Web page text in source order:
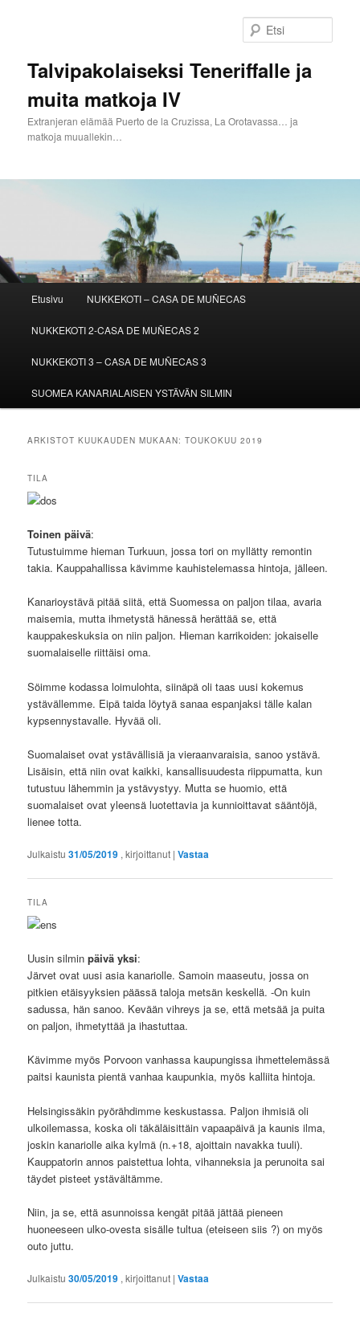
Talvipakolaiseksi Teneriffalle ja
muita matkoja IV
Extranjeran elämää Puerto de la Cruzissa, La Orotavassa… ja
matkoja muuallekin…
Etusivu NUKKEKOTI – CASA DE MUÑECAS
NUKKEKOTI 2-CASA DE MUÑECAS 2
NUKKEKOTI 3 – CASA DE MUÑECAS 3
SUOMEA KANARIALAISEN YSTÄVÄN SILMIN
ARKISTOT KUUKAUDEN MUKAAN:TOUKOKUU 2019
TILA
Toinen päivä:
Tutustuimme hieman Turkuun, jossa tori on myllätty remontin
takia. Kauppahallissa kävimme kauhistelemassa hintoja, jälleen.
Kanarioystävä pitää siitä, että Suomessa on paljon tilaa, avaria
maisemia, mutta ihmetystä hänessä herättää se, että
kauppakeskuksia on niin paljon. Hieman karrikoiden: jokaiselle
suomalaiselle riittäisi oma.
Söimme kodassa loimulohta, siinäpä oli taas uusi kokemus
ystävällemme. Eipä taida löytyä sanaa espanjaksi tälle kalan
kypsennystavalle. Hyvää oli.
Suomalaiset ovat ystävällisiä ja vieraanvaraisia, sanoo ystävä.
Lisäisin, että niin ovat kaikki, kansallisuudesta riippumatta, kun
tutustuu lähemmin ja ystävystyy. Mutta se huomio, että
suomalaiset ovat yleensä luotettavia ja kunnioittavat sääntöjä,
lienee totta.
Julkaistu31/05/2019 , kirjoittanut |Vastaa
TILA
Uusin silminpäivä yksi:
Järvet ovat uusi asia kanariolle. Samoin maaseutu, jossa on
pitkien etäisyyksien päässä taloja metsän keskellä. -On kuin
sadussa, hän sanoo. Kevään vihreys ja se, että metsää ja puita
on paljon, ihmetyttää ja ihastuttaa.
Kävimme myös Porvoon vanhassa kaupungissa ihmettelemässä
paitsi kaunista pientä vanhaa kaupunkia, myös kalliita hintoja.
Helsingissäkin pyörähdimme keskustassa. Paljon ihmisiä oli
ulkoilemassa, koska oli täkäläisittäin vapaapäivä ja kaunis ilma,
joskin kanariolle aika kylmä (n.+18, ajoittain navakka tuuli).
Kauppatorin annos paistettua lohta, vihanneksia ja perunoita sai
täydet pisteet ystävältämme.
Niin, ja se, että asunnoissa kengät pitää jättää pieneen
huoneeseen ulko-ovesta sisälle tultua (eteiseen siis ?) on myös
outo juttu.
Julkaistu30/05/2019 , kirjoittanut |Vastaa